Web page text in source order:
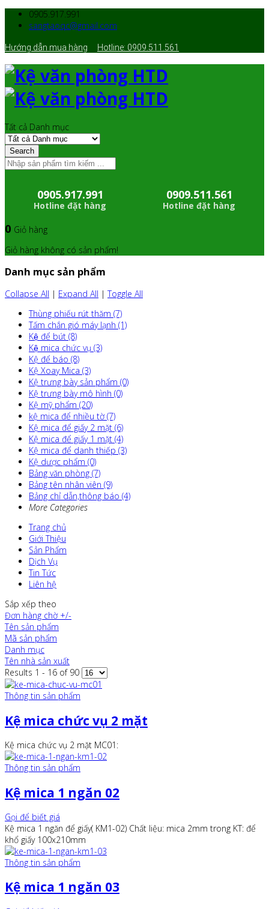
0905.917.991
sangtaoqc@gmail.com
Hướng dẫn mua hàng Hotline: 0909.511.561
Tất cả Danh mục
Search
0905.917.991
Hotline đặt hàng
0909.511.561
Hotline đặt hàng
0 Giỏ hàng
Giỏ hàng không có sản phẩm!
Danh mục sản phẩm
Collapse All | Expand All |Toggle All
Thùng phiếu rút thăm (7)
Tấm chắn gió máy lạnh (1)
Kệ để bút (8)
Kệ mica chức vụ (3)
Kệ để báo (8)
Kệ Xoay Mica (3)
Kệ trưng bày sản phẩm (0)
Kệ trưng bày mô hình (0)
Kệ mỹ phẩm (20)
kệ mica để nhiều tờ (7)
Kệ mica để giấy 2 mặt (6)
Kệ mica để giấy 1 mặt (4)
Kệ mica để danh thiếp (3)
Kệ dược phẩm (0)
Bảng văn phòng (7)
Bảng tên nhân viên (9)
Bảng chỉ dẫn,thông báo (4)
More Categories
Trang chủ
Giới Thiệu
Sản Phẩm
Dịch Vụ
Tin Tức
Liên hệ
Sắp xếp theo
Đơn hàng chờ +/-
Tên sản phẩm
Mã sản phẩm
Danh mục
Tên nhà sản xuất
Results 1 - 16 of 90
Thông tin sản phẩm
Kệ mica chức vụ 2 mặt
Kệ mica chức vụ 2 mặt MC01:
Thông tin sản phẩm
Kệ mica 1 ngăn 02
Gọi để biết giá
Kệ mica 1 ngăn để giấy( KM1-02) Chất liệu: mica 2mm trong KT: để
khổ giấy 100x210mm
Thông tin sản phẩm
Kệ mica 1 ngăn 03